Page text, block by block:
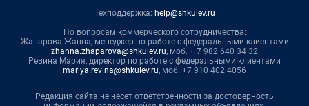
Техподдержка: help@shkulev.ru
По вопросам коммерческого сотрудничества:
Жапарова Жанна, менеджер по работе с федеральными клиентами
zhanna.zhaparova@shkulev.ru, моб. + 7 982 640 34 32
Ревина Мария, директор по работе с федеральными клиентами
mariya.revina@shkulev.ru, моб. +7 910 402 4056
Редакция сайта не несет ответственности за достоверность